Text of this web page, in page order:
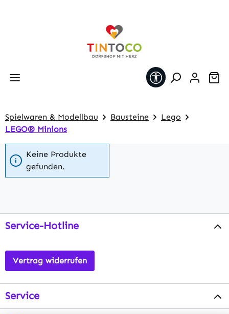
Werkzeugleiste
Spielwaren & Modellbau Bausteine
Lego
LEGO® Minions
Keine Produkte
gefunden.
Service-Hotline
Vertrag widerrufen
Service